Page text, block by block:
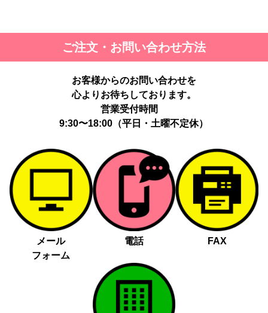
ご注文・お問い合わせ方法
お客様からのお問い合わせを
心よりお待ちしております。
営業受付時間
9:30〜18:00（平日・土曜不定休）
メール
フォーム
電話 FAX